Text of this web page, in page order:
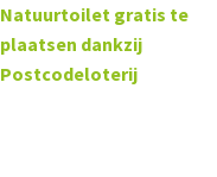
Natuurtoilet gratis te
plaatsen dankzij
Postcodeloterij